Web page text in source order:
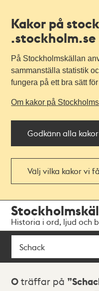
Kakor på
.stockholm.se
På Stockholmskällan
sammanställa statistik
fungera på ett bra sätt
Om kakor på
Godkänn alla kakor
Välj vilka kakor vi
navigationen
huvudinnehållet
Historia i ord, ljud och
Sök
Sökresultat
0 träffar på